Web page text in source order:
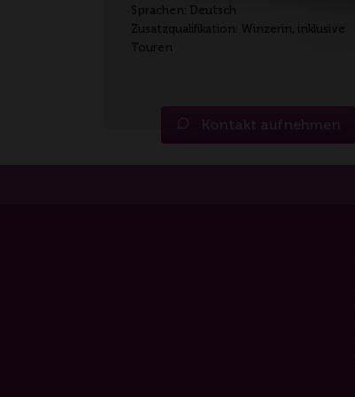
Sprachen: Deutsch
Zusatzqualifikation: Winzerin, inklusive
Touren
Kontakt aufnehmen